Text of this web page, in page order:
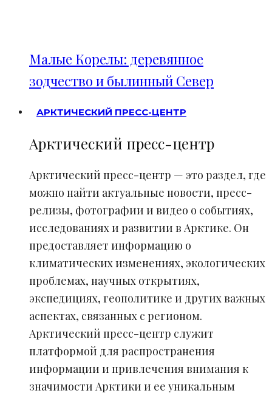
Малые Корелы: деревянное
зодчество и былинный Север
АРКТИЧЕСКИЙ ПРЕСС-ЦЕНТР
Арктический пресс-центр
Арктический пресс-центр — это раздел, где
можно найти актуальные новости, пресс-
релизы, фотографии и видео о событиях,
исследованиях и развитии в Арктике. Он
предоставляет информацию о
климатических изменениях, экологических
проблемах, научных открытиях,
экспедициях, геополитике и других важных
аспектах, связанных с регионом.
Арктический пресс-центр служит
платформой для распространения
информации и привлечения внимания к
значимости Арктики и ее уникальным